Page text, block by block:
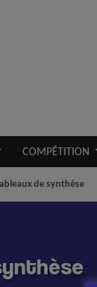
COMPÉTITION
de synthèse